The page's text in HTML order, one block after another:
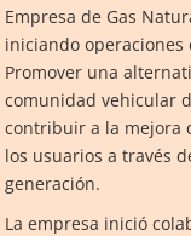
Empresa de Gas
iniciando operaciones
Promover una
comunidad vehicular
contribuir a la mejora
los usuarios a través
generación.
La empresa inició